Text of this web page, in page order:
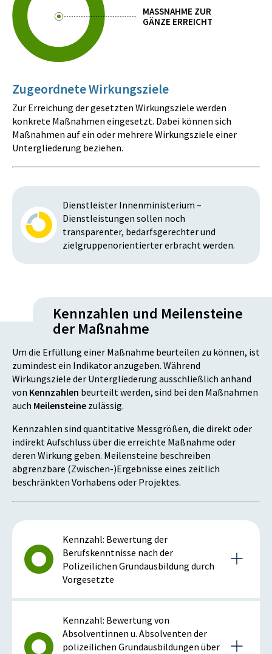
MASSNAHME ZUR
GÄNZE ERREICHT
Zugeordnete Wirkungsziele
Zur Erreichung der gesetzten Wirkungsziele werden
konkrete Maßnahmen eingesetzt. Dabei können sich
Maßnahmen auf ein oder mehrere Wirkungsziele einer
Untergliederung beziehen.
Dienstleister Innenministerium –
Dienstleistungen sollen noch
transparenter, bedarfsgerechter und
zielgruppenorientierter erbracht werden.
Kennzahlen und Meilensteine
der Maßnahme
Um die Erfüllung einer Maßnahme beurteilen zu können, ist
zumindest ein Indikator anzugeben. Während
Wirkungsziele der Untergliederung ausschließlich anhand
von Kennzahlen beurteilt werden, sind bei den Maßnahmen
auch Meilensteine zulässig.
Kennzahlen sind quantitative Messgrößen, die direkt oder
indirekt Aufschluss über die erreichte Maßnahme oder
deren Wirkung geben. Meilensteine beschreiben
abgrenzbare (Zwischen-)Ergebnisse eines zeitlich
beschränkten Vorhabens oder Projektes.
Kennzahl: Bewertung der
Berufskenntnisse nach der
Polizeilichen Grundausbildung durch
Vorgesetzte
Details zur Kennzahl
Kennzahl: Bewertung von
Absolventinnen u. Absolventen der
polizeilichen Grundausbildungen über